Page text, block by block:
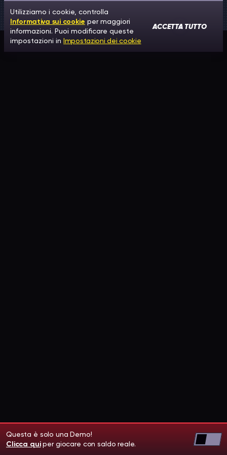
Questa è solo una Demo!
Clicca quiper giocare con saldo reale.
Utilizziamo i cookie, controlla
Informativa sui cookie per maggiori
informazioni. Puoi modificare queste
impostazioni in Impostazioni dei cookie
ACCETTA TUTTO